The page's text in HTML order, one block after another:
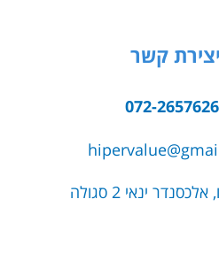
קשר
072-2657626
ינאי 2 סגולה